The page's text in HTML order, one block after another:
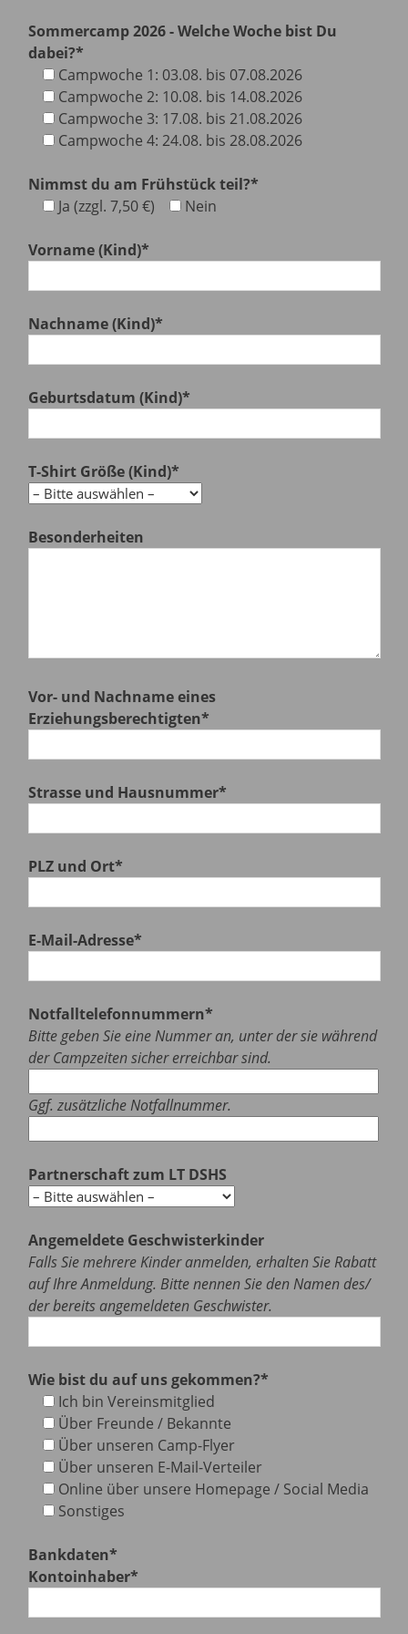
Sommercamp 2026 - Welche Woche bist Du
dabei?*
Campwoche 1: 03.08. bis 07.08.2026
Campwoche 2: 10.08. bis 14.08.2026
Campwoche 3: 17.08. bis 21.08.2026
Campwoche 4: 24.08. bis 28.08.2026
Nimmst du am Frühstück teil?*
Ja (zzgl. 7,50 €)
Nein
Vorname (Kind)*
Nachname (Kind)*
Geburtsdatum (Kind)*
T-Shirt Größe (Kind)*
Besonderheiten
Vor- und Nachname eines
Erziehungsberechtigten*
Strasse und Hausnummer*
PLZ und Ort*
E-Mail-Adresse*
Notfalltelefonnummern*
Bitte geben Sie eine Nummer an, unter der sie während
der Campzeiten sicher erreichbar sind.
Ggf. zusätzliche Notfallnummer.
Partnerschaft zum LT DSHS
Angemeldete Geschwisterkinder
Falls Sie mehrere Kinder anmelden, erhalten Sie Rabatt
auf Ihre Anmeldung. Bitte nennen Sie den Namen des/
der bereits angemeldeten Geschwister.
Wie bist du auf uns gekommen?*
Ich bin Vereinsmitglied
Über Freunde / Bekannte
Über unseren Camp-Flyer
Über unseren E-Mail-Verteiler
Online über unsere Homepage / Social Media
Sonstiges
Bankdaten*
Kontoinhaber*